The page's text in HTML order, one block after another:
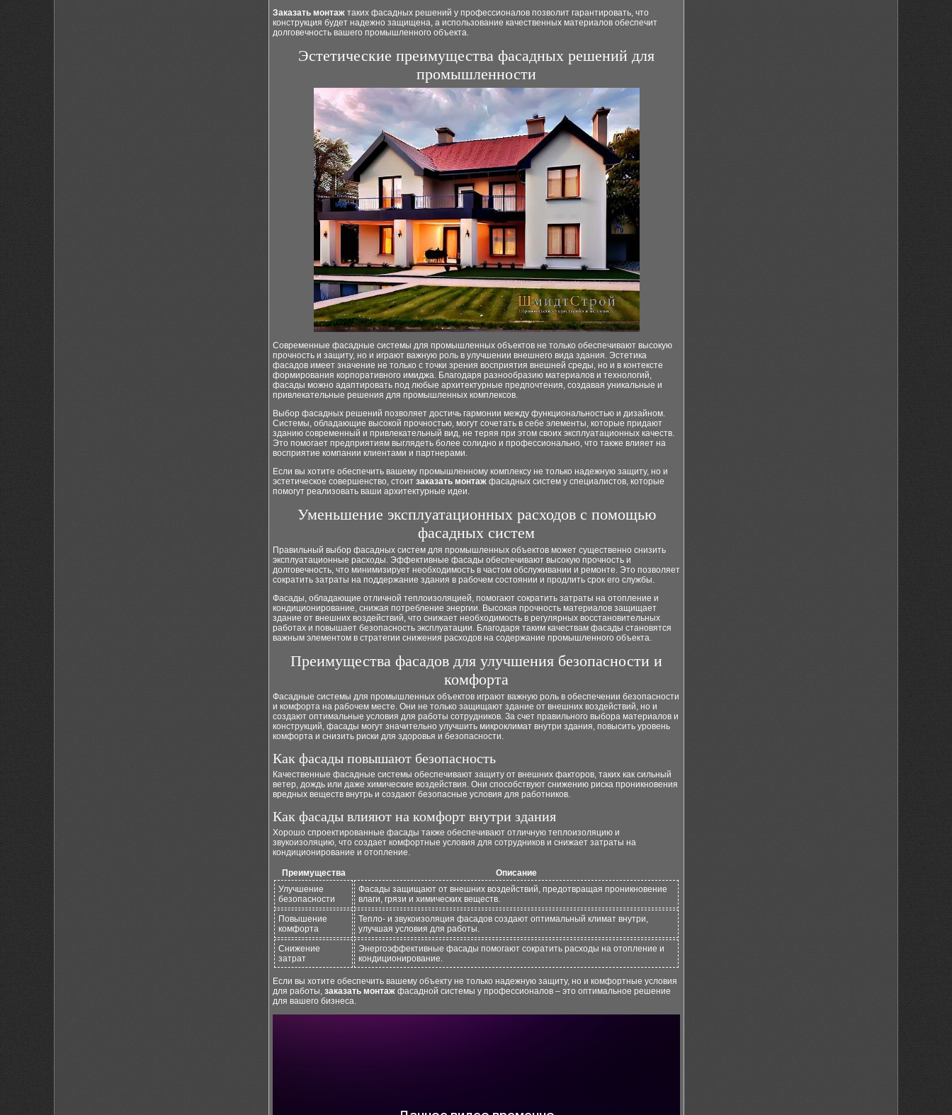
Заказать монтаж таких фасадных решений у профессионалов позволит гарантировать, что
конструкция будет надежно защищена, а использование качественных материалов обеспечит
долговечность вашего промышленного объекта.
Эстетические преимущества фасадных решений для
промышленности
Современные фасадные системы для промышленных объектов не только обеспечивают высокую
прочность и защиту, но и играют важную роль в улучшении внешнего вида здания. Эстетика
фасадов имеет значение не только с точки зрения восприятия внешней среды, но и в контексте
формирования корпоративного имиджа. Благодаря разнообразию материалов и технологий,
фасады можно адаптировать под любые архитектурные предпочтения, создавая уникальные и
привлекательные решения для промышленных комплексов.
Выбор фасадных решений позволяет достичь гармонии между функциональностью и дизайном.
Системы, обладающие высокой прочностью, могут сочетать в себе элементы, которые придают
зданию современный и привлекательный вид, не теряя при этом своих эксплуатационных качеств.
Это помогает предприятиям выглядеть более солидно и профессионально, что также влияет на
восприятие компании клиентами и партнерами.
Если вы хотите обеспечить вашему промышленному комплексу не только надежную защиту, но и
эстетическое совершенство, стоит заказать монтаж фасадных систем у специалистов, которые
помогут реализовать ваши архитектурные идеи.
Уменьшение эксплуатационных расходов с помощью
фасадных систем
Правильный выбор фасадных систем для промышленных объектов может существенно снизить
эксплуатационные расходы. Эффективные фасады обеспечивают высокую прочность и
долговечность, что минимизирует необходимость в частом обслуживании и ремонте. Это позволяет
сократить затраты на поддержание здания в рабочем состоянии и продлить срок его службы.
Фасады, обладающие отличной теплоизоляцией, помогают сократить затраты на отопление и
кондиционирование, снижая потребление энергии. Высокая прочность материалов защищает
здание от внешних воздействий, что снижает необходимость в регулярных восстановительных
работах и повышает безопасность эксплуатации. Благодаря таким качествам фасады становятся
важным элементом в стратегии снижения расходов на содержание промышленного объекта.
Преимущества фасадов для улучшения безопасности и
комфорта
Фасадные системы для промышленных объектов играют важную роль в обеспечении безопасности
и комфорта на рабочем месте. Они не только защищают здание от внешних воздействий, но и
создают оптимальные условия для работы сотрудников. За счет правильного выбора материалов и
конструкций, фасады могут значительно улучшить микроклимат внутри здания, повысить уровень
комфорта и снизить риски для здоровья и безопасности.
Как фасады повышают безопасность
Качественные фасадные системы обеспечивают защиту от внешних факторов, таких как сильный
ветер, дождь или даже химические воздействия. Они способствуют снижению риска проникновения
вредных веществ внутрь и создают безопасные условия для работников.
Как фасады влияют на комфорт внутри здания
Хорошо спроектированные фасады также обеспечивают отличную теплоизоляцию и
звукоизоляцию, что создает комфортные условия для сотрудников и снижает затраты на
кондиционирование и отопление.
Преимущества
Описание
Улучшение
безопасности
Фасады защищают от внешних воздействий, предотвращая проникновение
влаги, грязи и химических веществ.
Повышение
комфорта
Тепло- и звукоизоляция фасадов создают оптимальный климат внутри,
улучшая условия для работы.
Снижение
затрат
Энергоэффективные фасады помогают сократить расходы на отопление и
кондиционирование.
Если вы хотите обеспечить вашему объекту не только надежную защиту, но и комфортные условия
для работы, заказать монтаж фасадной системы у профессионалов – это оптимальное решение
для вашего бизнеса.